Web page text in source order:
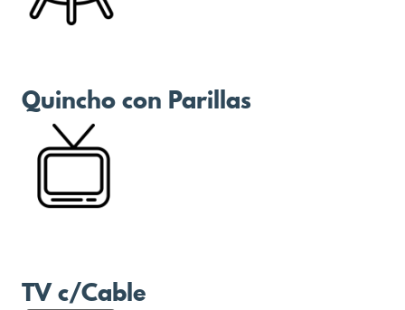
Quincho con Parillas
TV c/Cable